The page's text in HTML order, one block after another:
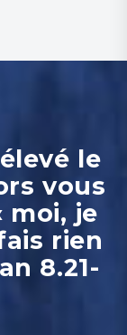
le
vous
moi, je
rien
8.21-